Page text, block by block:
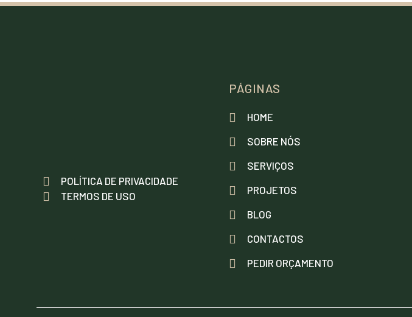
POLÍTICA DE PRIVACIDADE
TERMOS DE USO
PÁGINAS
HOME
SOBRE NÓS
SERVIÇOS
PROJETOS
BLOG
CONTACTOS
PEDIR ORÇAMENTO